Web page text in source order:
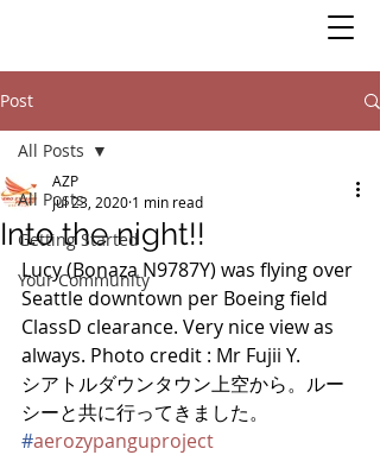
Post
All Posts
Getting Started
Your Community
All Posts
Into the night!!
AZP
Jul 23, 2020 1 min read
Lucy (Bonaza N9787Y) was flying over
Seattle downtown per Boeing field
ClassD clearance. Very nice view as
always. Photo credit : Mr Fujii Y.
シアトルダウンタウン上空から。ルー
シーと共に行ってきました。
#aerozypanguproject